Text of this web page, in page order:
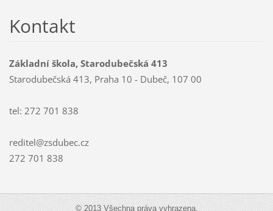
Kontakt
Základní škola, Starodubečská 413
Starodubečská 413, Praha 10 - Dubeč, 107 00
tel: 272 701 838
reditel@zsdubec.cz
272 701 838
© 2013 Všechna práva vyhrazena.